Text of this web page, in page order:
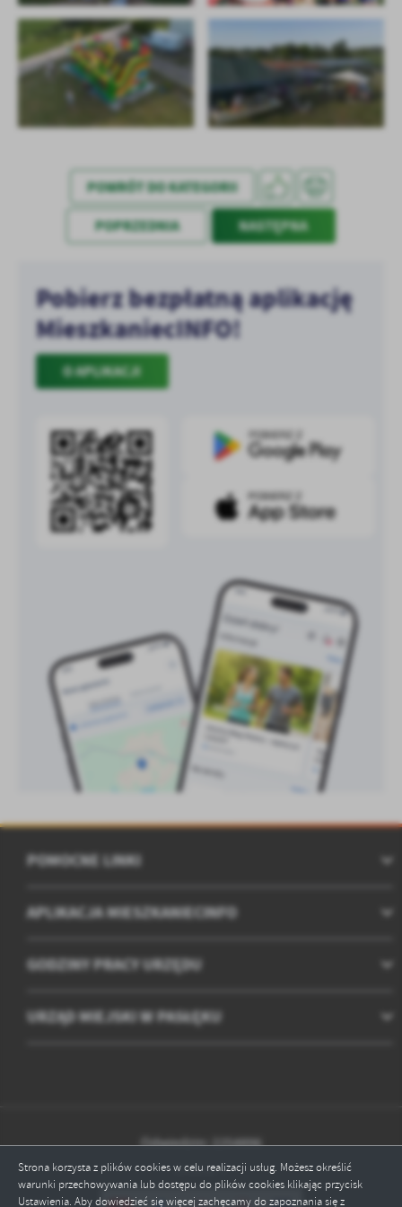
Strona korzysta z plików cookies w celu realizacji usług. Możesz określić
warunki przechowywania lub dostępu do plików cookies klikając przycisk
Ustawienia. Aby dowiedzieć się więcej zachęcamy do zapoznania się z
treści w postaci wiadomości, ofert, komunikatów mediów
społecznościowych.
POWRÓT DO KATEGORII
POPRZEDNIA NASTĘPNA
Pobierz bezpłatną aplikację
MieszkaniecINFO!
O APLIKACJI
POMOCNE LINKI
APLIKACJA MIESZKANIECINFO
GODZINY PRACY URZĘDU
URZĄD MIEJSKI W PASŁĘKU
Odwiedzin: 2254896
Online: 7